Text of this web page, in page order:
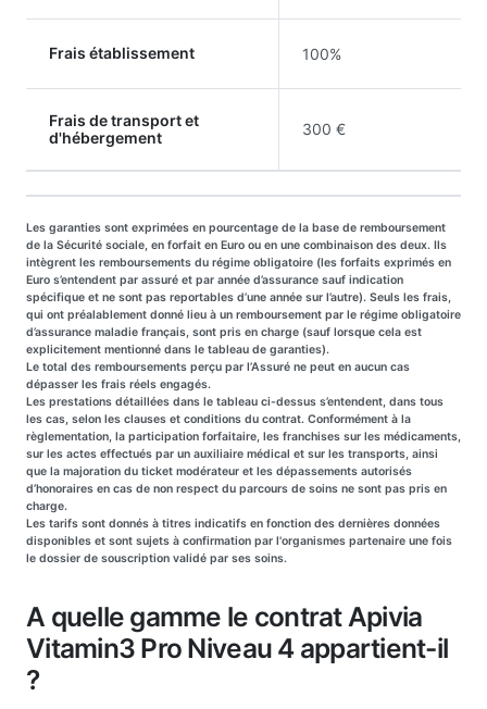
Frais établissement 100%
Frais de transport et
d'hébergement
300 €
Les garanties sont exprimées en pourcentage de la base de remboursement
de la Sécurité sociale, en forfait en Euro ou en une combinaison des deux. Ils
intègrent les remboursements du régime obligatoire (les forfaits exprimés en
Euro s’entendent par assuré et par année d’assurance sauf indication
spécifique et ne sont pas reportables d’une année sur l’autre). Seuls les frais,
qui ont préalablement donné lieu à un remboursement par le régime obligatoire
d’assurance maladie français, sont pris en charge (sauf lorsque cela est
explicitement mentionné dans le tableau de garanties).
Le total des remboursements perçu par l’Assuré ne peut en aucun cas
dépasser les frais réels engagés.
Les prestations détaillées dans le tableau ci-dessus s’entendent, dans tous
les cas, selon les clauses et conditions du contrat. Conformément à la
règlementation, la participation forfaitaire, les franchises sur les médicaments,
sur les actes effectués par un auxiliaire médical et sur les transports, ainsi
que la majoration du ticket modérateur et les dépassements autorisés
d’honoraires en cas de non respect du parcours de soins ne sont pas pris en
charge.
Les tarifs sont donnés à titres indicatifs en fonction des dernières données
disponibles et sont sujets à confirmation par l'organismes partenaire une fois
le dossier de souscription validé par ses soins.
A quelle gamme le contrat Apivia
Vitamin3 Pro Niveau 4 appartient-il
?